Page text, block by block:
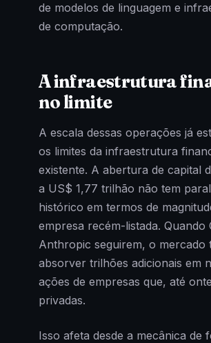
de modelos de linguagem e
de computação.
A infraestrutura
no limite
A escala dessas operações já
os limites da infraestrutura
existente. A abertura de capital
a US$ 1,77 trilhão não tem
histórico em termos de
empresa recém-listada. Quando
Anthropic seguirem, o mercado
absorver trilhões adicionais em
ações de empresas que, até
privadas.
Isso afeta desde a mecânica de